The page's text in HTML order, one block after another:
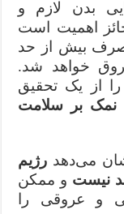
بدن لازم و
اهمیت است
بیش از حد
خواهد شد.
از یک تحقیق
نمک بر سلامت
می‌دهد رژیم
نیست و ممکن
و عروقی را